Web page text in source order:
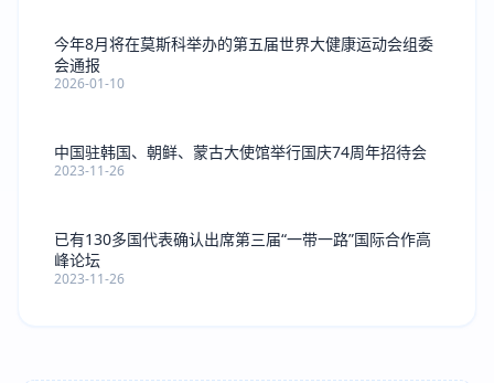
今年8月将在莫斯科举办的第五届世界大健康运动会组委
会通报
2026-01-10
中国驻韩国、朝鲜、蒙古大使馆举行国庆74周年招待会
2023-11-26
已有130多国代表确认出席第三届“一带一路”国际合作高
峰论坛
2023-11-26